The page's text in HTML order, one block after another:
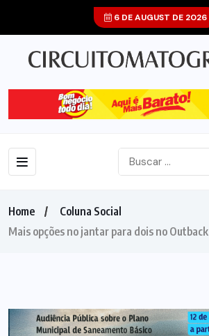
6 DE AUGUST DE 2026
Home
Coluna Social
Mais opções no jantar para dois no Outback